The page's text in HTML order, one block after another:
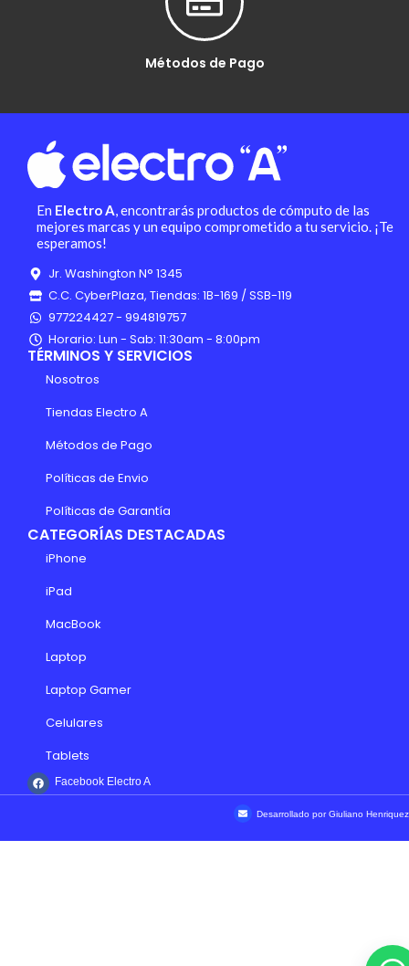
Métodos de Pago
En Electro A, encontrarás productos de cómputo de las
mejores marcas y un equipo comprometido a tu servicio. ¡Te
esperamos!
Jr. Washington N° 1345
C.C. CyberPlaza, Tiendas: 1B-169 / SSB-119
977224427 - 994819757
Horario: Lun - Sab: 11:30am - 8:00pm
TÉRMINOS Y SERVICIOS
Nosotros
Tiendas Electro A
Métodos de Pago
Políticas de Envio
Políticas de Garantía
CATEGORÍAS DESTACADAS
iPhone
iPad
MacBook
Laptop
Laptop Gamer
Celulares
Tablets
Facebook Electro A
Desarrollado por Giuliano Henriquez